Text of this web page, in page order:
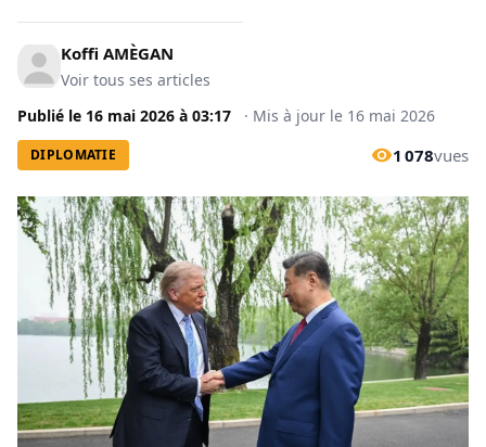
Koffi AMÈGAN
Voir tous ses articles
Publié le 16 mai 2026 à 03:17 · Mis à jour le 16 mai 2026
DIPLOMATIE 1 078vues